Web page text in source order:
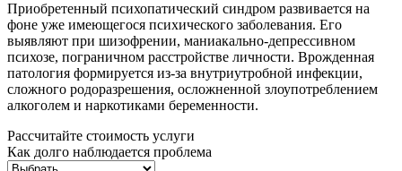
Приобретенный психопатический синдром развивается на
фоне уже имеющегося психического заболевания. Его
выявляют при шизофрении, маниакально-депрессивном
психозе, пограничном расстройстве личности. Врожденная
патология формируется из-за внутриутробной инфекции,
сложного родоразрешения, осложненной злоупотреблением
алкоголем и наркотиками беременности.
Рассчитайте стоимость услуги
Как долго наблюдается проблема